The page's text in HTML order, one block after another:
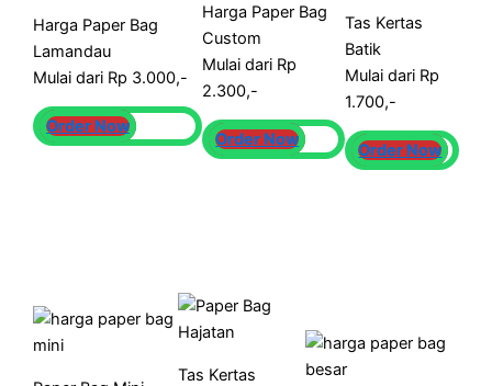
Harga Paper Bag
Lamandau
Mulai dari Rp 3.000,-
Order Now
Harga Paper Bag
Custom
Mulai dari Rp
2.300,-
Order Now
Tas Kertas
Batik
Mulai dari Rp
1.700,-
Order Now
Tas Kertas